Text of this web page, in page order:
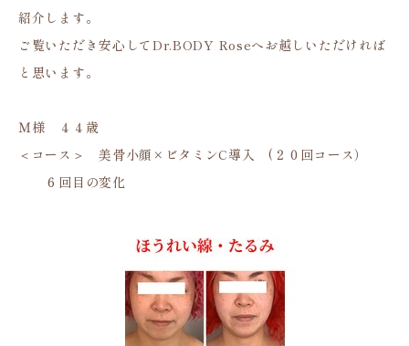
紹介します。
ご覧いただき安心してDr.BODY Roseへお越しいただければ
と思います。
Ｍ様 ４４歳
＜コース＞ 美骨小顔×ビタミンC導入 (２０回コース）
６回目の変化